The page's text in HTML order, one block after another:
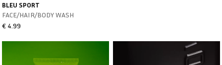
BLEU SPORT
FACE/HAIR/BODY WASH
€ 4.99